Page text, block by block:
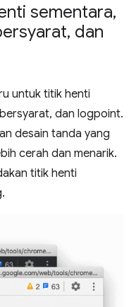
sementara,
, dan
untuk titik henti
dan logpoint.
desain tanda yang
cerah dan menarik.
titik henti